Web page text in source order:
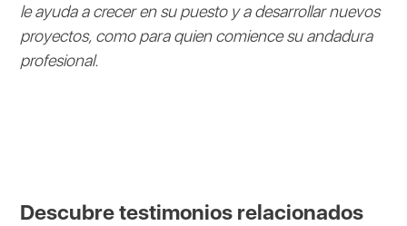
le ayuda a crecer en su puesto y a desarrollar nuevos
proyectos, como para quien comience su andadura
profesional.
Descubre testimonios relacionados